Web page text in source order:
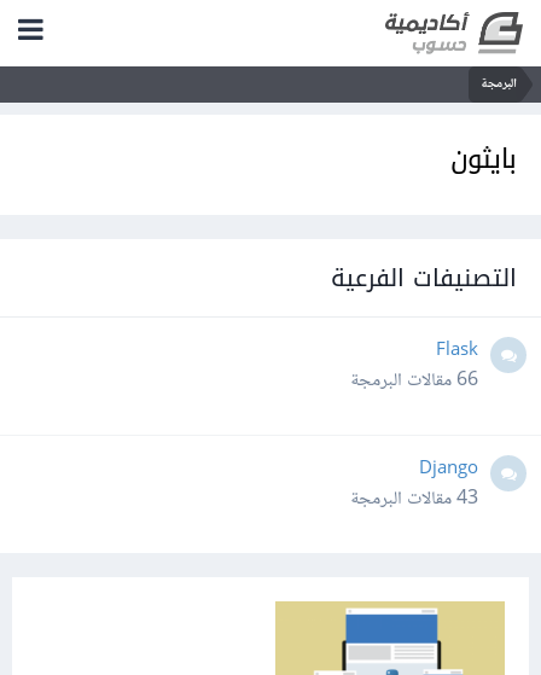
البرمجة
بايثون
التصنيفات الفرعية
Flask
66مقالات البرمجة
Django
43مقالات البرمجة